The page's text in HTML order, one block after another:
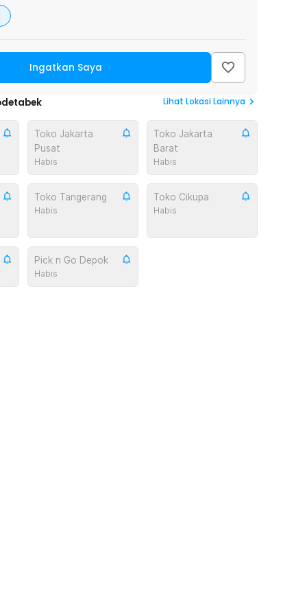
Ingatkan Saya
Lihat Lokasi Lainnya
Toko Jakarta
Pusat
Habis
Toko Jakarta
Barat
Habis
Toko Tangerang
Habis
Toko Cikupa
Habis
Pick n Go Depok
Habis